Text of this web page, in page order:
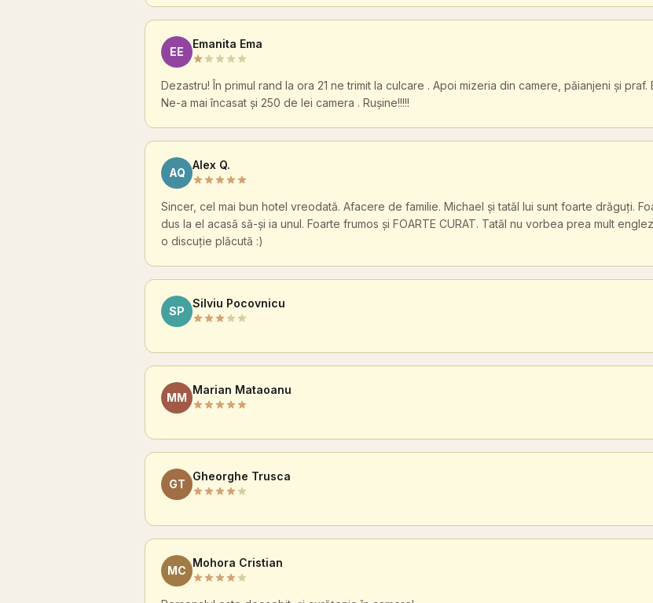
EE
Emanita Ema
Dezastru! În primul rand la ora 21 ne trimit la culcare . Apoi mizeria din camere, păianjeni și
Ne-a mai încasat și 250 de lei camera . Rușine!!!!!
AQ
Alex Q.
Sincer, cel mai bun hotel vreodată. Afacere de familie. Michael și tatăl lui sunt foarte drăguți.
dus la el acasă să-și ia unul. Foarte frumos și FOARTE CURAT. Tatăl nu vorbea prea mult
o discuție plăcută :)
SP
Silviu Pocovnicu
MM
Marian Mataoanu
GT
Gheorghe Trusca
MC
Mohora Cristian